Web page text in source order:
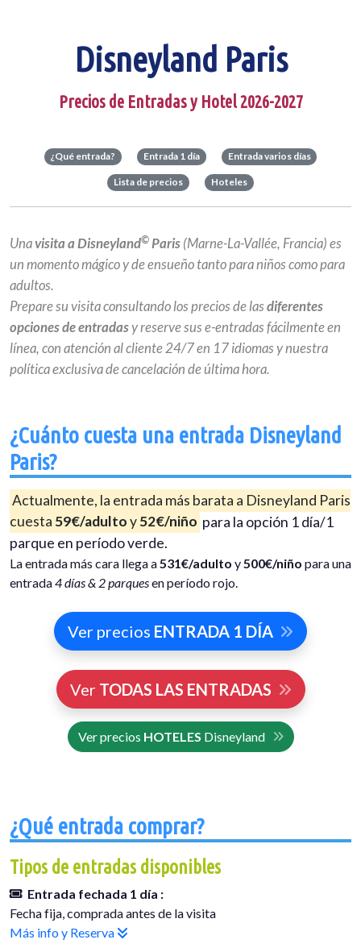
Disneyland Paris
Precios de Entradas y Hotel 2026-2027
¿Qué entrada? Entrada 1 día Entrada varios días
Lista de precios Hoteles
Unavisita a Disneyland© Paris(Marne-La-Vallée, Francia) es
un momento mágico y de ensueño tanto para niños como para
adultos.
Prepare su visita consultando los precios de lasdiferentes
opciones de entradasy reserve sus e-entradas fácilmente en
línea, con atención al cliente 24/7 en 17 idiomas y nuestra
política exclusiva de cancelación de última hora.
¿Cuánto cuesta una entrada Disneyland
Paris?
Actualmente, la entrada más barata a Disneyland Paris
cuesta 59€/adultoy52€/niño para la opción 1 día/1
parque en período verde.
La entrada más cara llega a 531€/adulto y 500€/niño para una
entrada4 días & 2 parquesen período rojo.
Ver precios ENTRADA 1 DÍA
Ver TODAS LAS ENTRADAS
Ver precios HOTELES Disneyland
¿Qué entrada comprar?
Tipos de entradas disponibles
Entrada fechada 1 día :
Fecha fija, comprada antes de la visita
Más info y Reserva